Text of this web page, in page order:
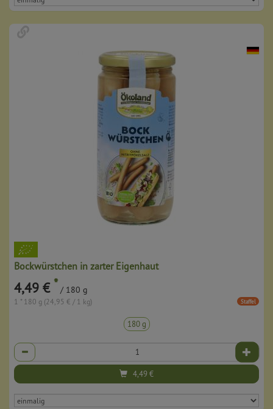
Bockwürstchen in zarter Eigenhaut
4,49 € * / 180 g
1 * 180 g (24,95 € / 1 kg) Staffel
180 g
Anzahl
4,49€